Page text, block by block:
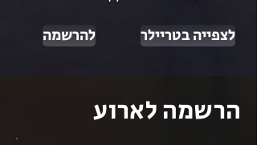
להרשמה לצפייה בטריילר
הרשמה לארוע